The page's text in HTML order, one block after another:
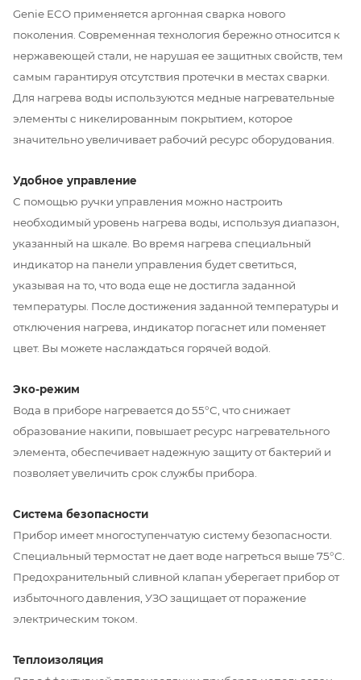
Genie ECO применяется аргонная сварка нового
поколения. Современная технология бережно относится к
нержавеющей стали, не нарушая ее защитных свойств, тем
самым гарантируя отсутствия протечки в местах сварки.
Для нагрева воды используются медные нагревательные
элементы с никелированным покрытием, которое
значительно увеличивает рабочий ресурс оборудования.
Удобное управление
С помощью ручки управления можно настроить
необходимый уровень нагрева воды, используя диапазон,
указанный на шкале. Во время нагрева специальный
индикатор на панели управления будет светиться,
указывая на то, что вода еще не достигла заданной
температуры. После достижения заданной температуры и
отключения нагрева, индикатор погаснет или поменяет
цвет. Вы можете наслаждаться горячей водой.
Эко-режим
Вода в приборе нагревается до 55°C, что снижает
образование накипи, повышает ресурс нагревательного
элемента, обеспечивает надежную защиту от бактерий и
позволяет увеличить срок службы прибора.
Система безопасности
Прибор имеет многоступенчатую систему безопасности.
Специальный термостат не дает воде нагреться выше 75°C.
Предохранительный сливной клапан уберегает прибор от
избыточного давления, УЗО защищает от поражение
электрическим током.
Теплоизоляция